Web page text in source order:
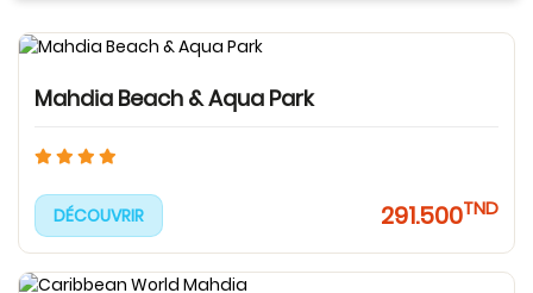
Mahdia Beach & Aqua Park
DÉCOUVRIR 291.500TND